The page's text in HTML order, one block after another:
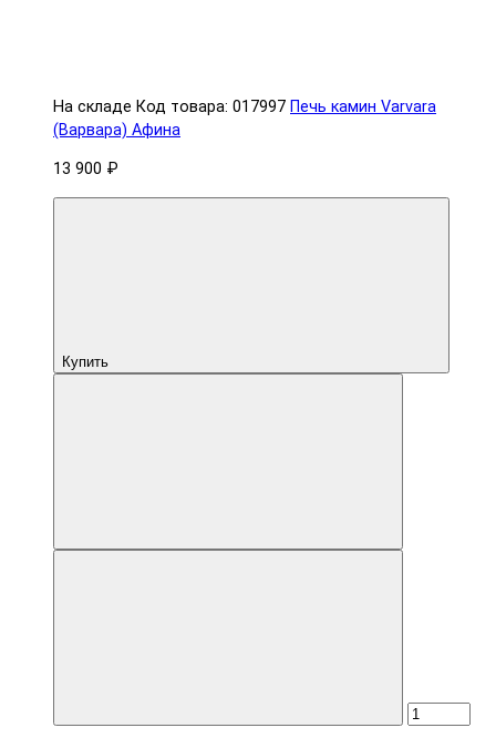
На складе Код товара: 017997 Печь камин Varvara
(Варвара) Афина
13 900 ₽
Купить